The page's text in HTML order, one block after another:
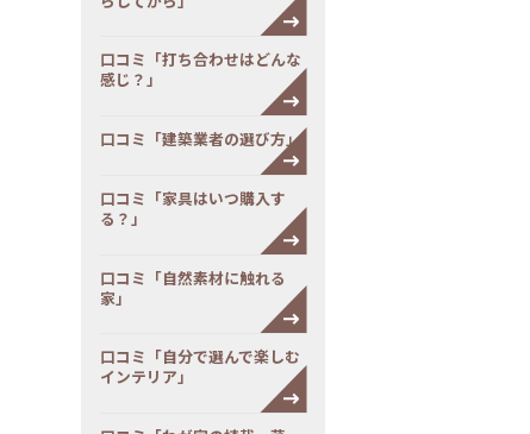
口コミ「打ち合わせはどんな
感じ？」
口コミ「建築業者の選び方」
口コミ「家具はいつ購入す
る？」
口コミ「自然素材に触れる
家」
口コミ「自分で選んで楽しむ
インテリア」